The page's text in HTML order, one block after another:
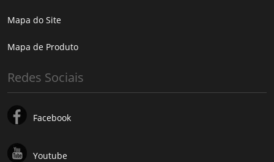
Mapa do Site
Mapa de Produto
Redes Sociais
Facebook
Youtube